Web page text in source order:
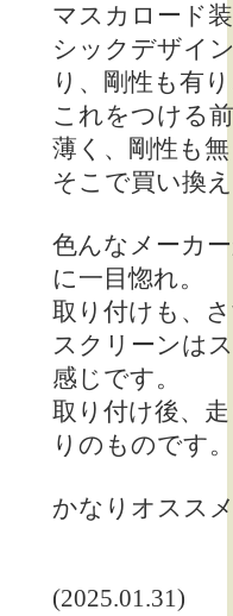
マスカロード
シックデザイ
り、剛性も有
これをつける
薄く、剛性も
そこで買い換
色んなメーカ
に一目惚れ。
取り付けも、
スクリーンは
感じです。
取り付け後、
りのものです。
かなりオススメ
(2025.01.31)